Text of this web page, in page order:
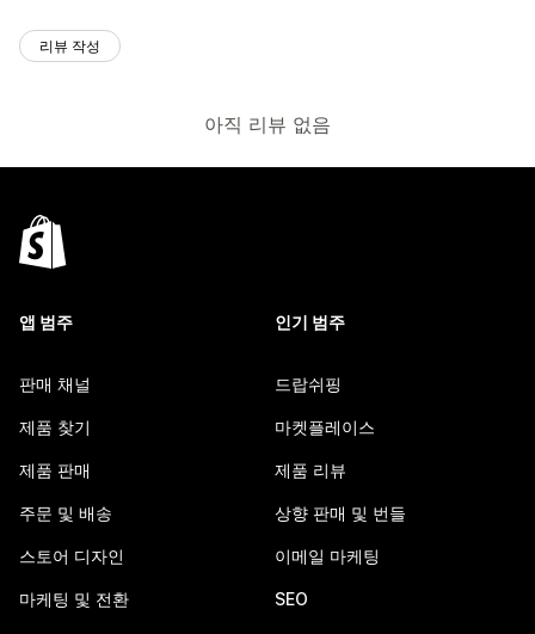
리뷰 작성
아직 리뷰 없음
앱 범주
판매 채널
제품 찾기
제품 판매
주문 및 배송
스토어 디자인
마케팅 및 전환
인기 범주
드랍쉬핑
마켓플레이스
제품 리뷰
상향 판매 및 번들
이메일 마케팅
SEO